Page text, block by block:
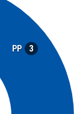
PP 3